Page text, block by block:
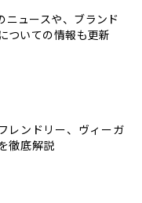
ニュースや、ブランド
ついての情報も更新
レンドリー、ヴィーガ
徹底解説